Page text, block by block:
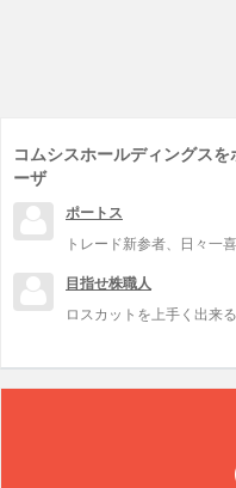
コムシスホールディングス
ーザ
ポートス
トレード新参者、日々一喜
目指せ株職人
ロスカットを上手く出来